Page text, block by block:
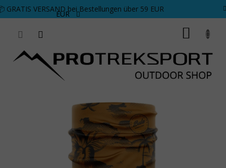
Zum Inhalt springen
GRATIS VERSAND bei Bestellungen über 59 EUR
EUR